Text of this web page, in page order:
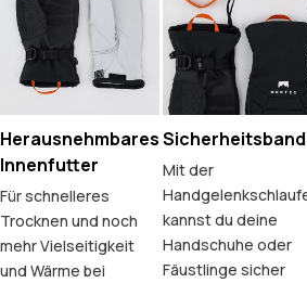
Herausnehmbares
Innenfutter
Für schnelleres
Trocknen und noch
mehr Vielseitigkeit
und Wärme bei
Sicherheitsband
Mit der
kannst du deine
Handschuhe oder
Fäustlinge sicher